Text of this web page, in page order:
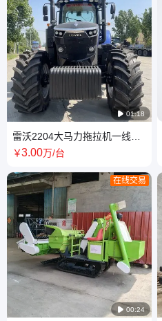
 01:18
雷沃2204大马力拖拉机一线大
品牌M2204-7RP3去补提车
￥3.00万/台
 00:24
在线交易